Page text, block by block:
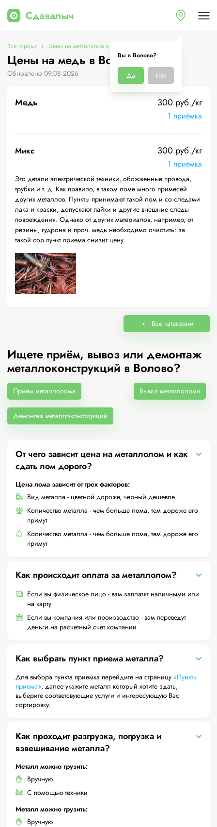
Вы в Волово?
Да Нет
Все города Цены на металлолом в Волово
Цены на медь в Волово
Обновлено 09.08.2026
Медь 300 руб./кг
1 приёмка
Микс 300 руб./кг
1 приёмка
Это детали электрической техники, обожженные провода,
трубки и т. д. Как правило, в таком ломе много примесей
других металлов. Пункты принимают такой лом и со следами
лака и краски, допускают пайки и другие внешние следы
повреждения. Однако от других материалов, например, от
резины, гудрона и проч. медь необходимо очистить: за
такой сор пункт приема снизит цену.
Все категории
Ищете приём, вывоз или демонтаж
металлоконструкций в Волово?
Приём металлолома Вывоз металлолома
Демонтаж металлоконструкций
От чего зависит цена на металлолом и как
сдать лом дорого?
Цена лома зависит от трех факторов:
Вид металла - цветной дороже, черный дешевле
Количество металла - чем больше лома, тем дороже его
примут
Количество металла - чем больше лома, тем дороже его
примут
Как происходит оплата за металлолом?
Если вы физическое лицо - вам заплатят наличными или
на карту
Если вы компания или производство - вам переведут
деньги на расчетный счет компании
Как выбрать пункт приема металла?
Для выбора пункта приемка перейдите на страницу «Пункты
приема», далее укажите металл который хотите здать,
выберите соответсвующие услуги и интересующую Вас
сортировку.
Как проходит разгрузка, погрузка и
взвешивание металла?
Металл можно грузить:
Вручную
С помощью техники
Металл можно грузить:
Вручную